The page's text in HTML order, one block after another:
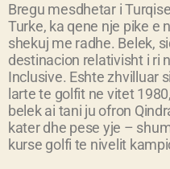
Bregu mesdhetar i
Turke, ka qene nje pike e
shekuj me radhe. Belek,
destinacion relativisht i ri
Inclusive. Eshte zhvilluar
larte te golfit ne vitet
belek ai tani ju ofron
kater dhe pese yje –
kurse golfi te nivelit